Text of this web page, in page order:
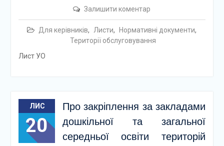
Залишити коментар
Для керівників, Листи, Нормативні документи,
Території обслуговування
Лист УО
ЛИС
20
Про закріплення за закладами
дошкільної та загальної
середньої освіти територій